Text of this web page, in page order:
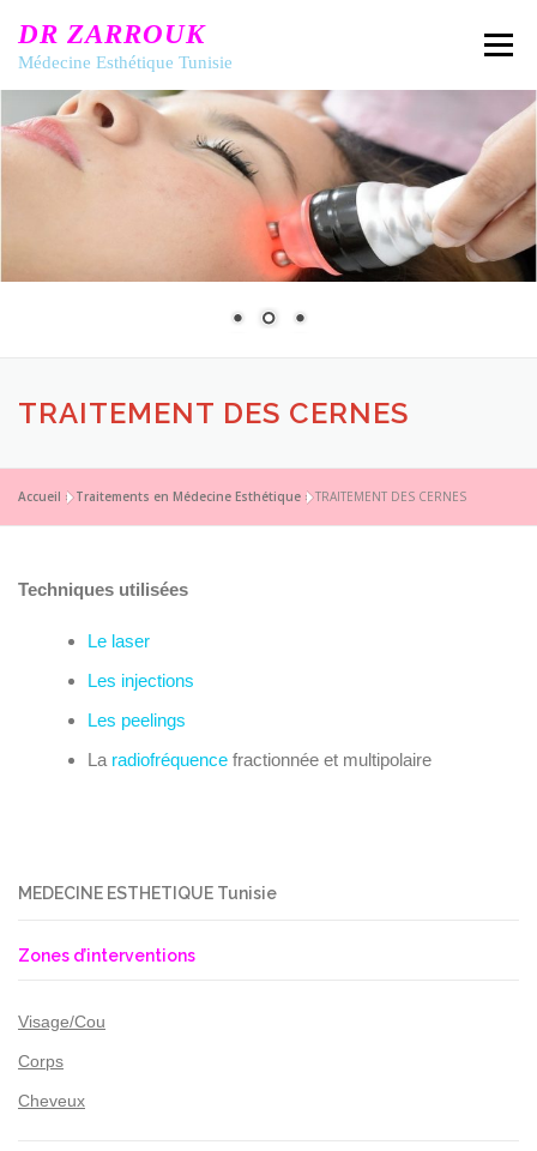
contenu
DR ZARROUK
Médecine Esthétique Tunisie
Menu
ACCUEIL DR ZARROUK
TECHNIQUES & TRAITEMENTS
CONTACT
TRAITEMENT DES CERNES
Accueil »Traitements en Médecine Esthétique »TRAITEMENT DES CERNES
Techniques utilisées
Le laser
Les injections
Les peelings
La radiofréquence fractionnée et multipolaire
MEDECINE ESTHETIQUE Tunisie
Zones d’interventions
Visage/Cou
Corps
Cheveux